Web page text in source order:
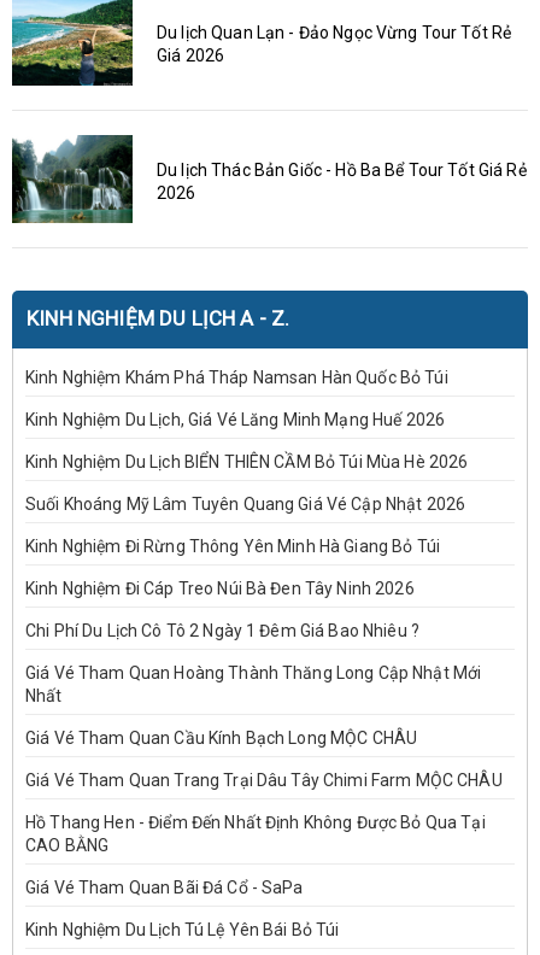
Du lịch Quan Lạn - Đảo Ngọc Vừng Tour Tốt Rẻ
Giá 2026
Du lịch Thác Bản Giốc - Hồ Ba Bể Tour Tốt Giá Rẻ
2026
KINH NGHIỆM DU LỊCH A - Z.
Kinh Nghiệm Khám Phá Tháp Namsan Hàn Quốc Bỏ Túi
Kinh Nghiệm Du Lịch, Giá Vé Lăng Minh Mạng Huế 2026
Kinh Nghiệm Du Lịch BIỂN THIÊN CẦM Bỏ Túi Mùa Hè 2026
Suối Khoáng Mỹ Lâm Tuyên Quang Giá Vé Cập Nhật 2026
Kinh Nghiệm Đi Rừng Thông Yên Minh Hà Giang Bỏ Túi
Kinh Nghiệm Đi Cáp Treo Núi Bà Đen Tây Ninh 2026
Chi Phí Du Lịch Cô Tô 2 Ngày 1 Đêm Giá Bao Nhiêu ?
Giá Vé Tham Quan Hoàng Thành Thăng Long Cập Nhật Mới
Nhất
Giá Vé Tham Quan Cầu Kính Bạch Long MỘC CHÂU
Giá Vé Tham Quan Trang Trại Dâu Tây Chimi Farm MỘC CHÂU
Hồ Thang Hen - Điểm Đến Nhất Định Không Được Bỏ Qua Tại
CAO BẰNG
Giá Vé Tham Quan Bãi Đá Cổ - SaPa
Kinh Nghiệm Du Lịch Tú Lệ Yên Bái Bỏ Túi